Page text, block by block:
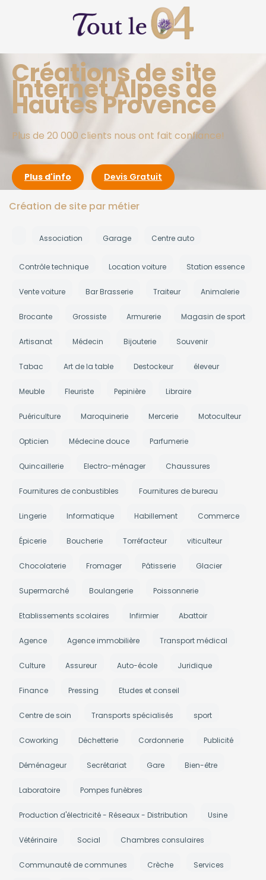
Créations de site
Internet Alpes de
Hautes Provence
Plus de 20 000 clients nous ont fait confiance!
Plus d'info Devis Gratuit
Création de site par métier
Association Garage Centre auto
Contrôle technique Location voiture Station essence
Vente voiture Bar Brasserie Traiteur Animalerie
Brocante Grossiste Armurerie Magasin de sport
Artisanat Médecin Bijouterie Souvenir
Tabac Art de la table Destockeur éleveur
Meuble Fleuriste Pepinière Libraire
Puériculture Maroquinerie Mercerie Motoculteur
Opticien Médecine douce Parfumerie
Quincaillerie Electro-ménager Chaussures
Fournitures de conbustibles Fournitures de bureau
Lingerie Informatique Habillement Commerce
Épicerie Boucherie Torréfacteur viticulteur
Chocolaterie Fromager Pâtisserie Glacier
Supermarché Boulangerie Poissonnerie
Etablissements scolaires Infirmier Abattoir
Agence Agence immobilière Transport médical
Culture Assureur Auto-école Juridique
Finance Pressing Etudes et conseil
Centre de soin Transports spécialisés sport
Coworking Déchetterie Cordonnerie Publicité
Déménageur Secrétariat Gare Bien-être
Laboratoire Pompes funèbres
Production d'électricité - Réseaux - Distribution Usine
Vétérinaire Social Chambres consulaires
Communauté de communes Crèche Services